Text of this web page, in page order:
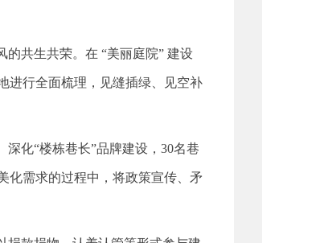
共生共荣。在 “美丽庭院” 建设
进行全面梳理，见缝插绿、见空补
化“楼栋巷长”品牌建设，30名巷
化需求的过程中，将政策宣传、矛